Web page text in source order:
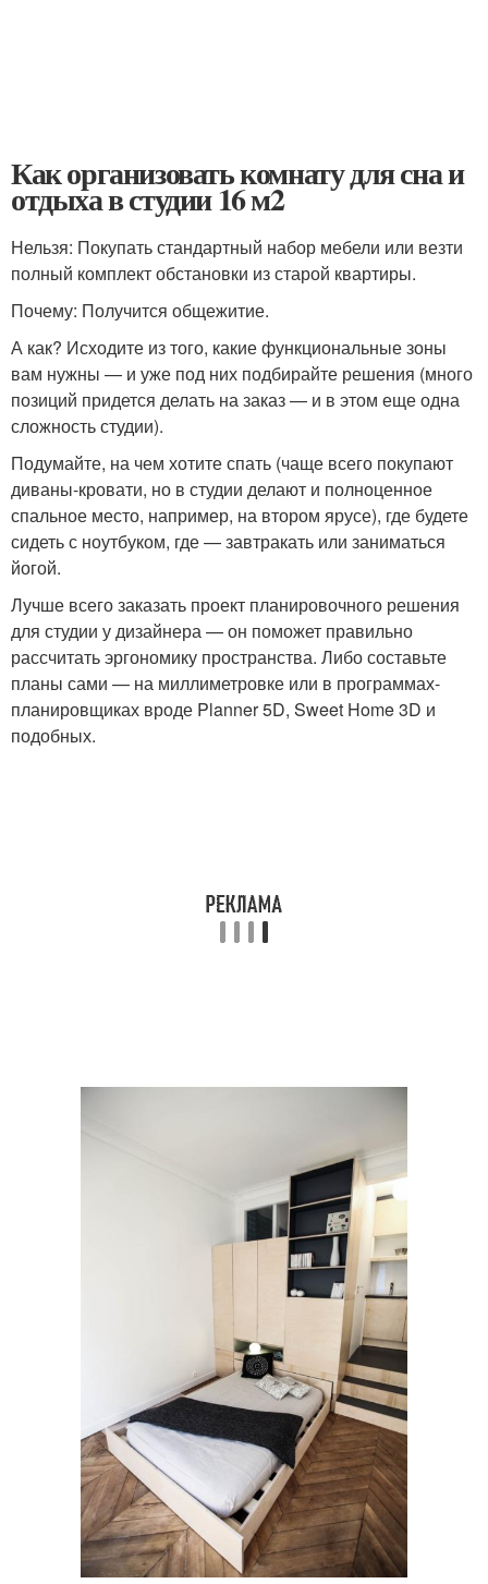
Как организовать комнату для сна и
отдыха в студии 16 м2
Нельзя: Покупать стандартный набор мебели или везти
полный комплект обстановки из старой квартиры.
Почему: Получится общежитие.
А как? Исходите из того, какие функциональные зоны
вам нужны — и уже под них подбирайте решения (много
позиций придется делать на заказ — и в этом еще одна
сложность студии).
Подумайте, на чем хотите спать (чаще всего покупают
диваны-кровати, но в студии делают и полноценное
спальное место, например, на втором ярусе), где будете
сидеть с ноутбуком, где — завтракать или заниматься
йогой.
Лучше всего заказать проект планировочного решения
для студии у дизайнера — он поможет правильно
рассчитать эргономику пространства. Либо составьте
планы сами — на миллиметровке или в программах-
планировщиках вроде Planner 5D, Sweet Home 3D и
подобных.